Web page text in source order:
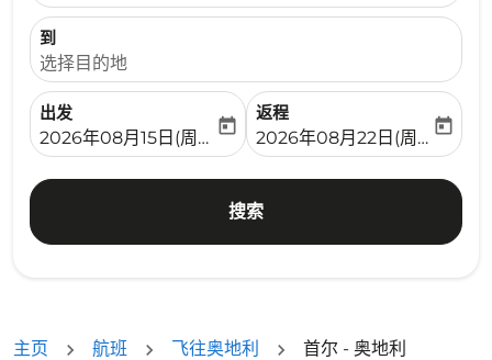
到
选择目的地
出发
fc-booking-departure-date-aria-label
2026年08月15日(周六)
today
返程
fc-booking-return-date-
2026年08月22日(周六)
today
搜索
主页 航班 飞往奥地利 首尔 - 奥地利